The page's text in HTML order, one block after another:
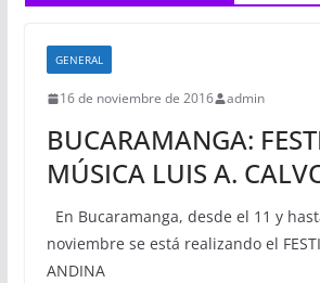
GENERAL
16 de noviembre de 2016 admin
BUCARAMANGA:
MÚSICA LUIS A.
En Bucaramanga, desde el 11 y
noviembre se está realizando el
ANDINA